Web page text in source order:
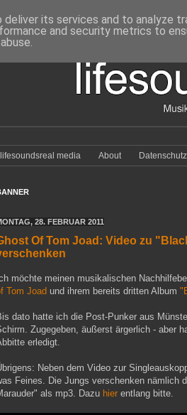
lifesoundsreal media About Datenschutz
28. FEBRUAR 2011
Of Tom Joad: Video zu
möchte meinen musikalischen
Tom Joad und ihrem bereits dritten Album
dato hatte ich die Post-Punker aus
Zugegeben, äußerst ärgerlich - aber
erledigt.
Neben dem Video zur
Feines. Die Jungs verschenken nämlich
als mp3. Dazu hier entlang bitte.
its services and to analyze
and security metrics to